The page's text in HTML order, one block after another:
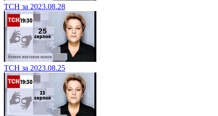
ТСН за 2023.08.28
ТСН за 2023.08.25